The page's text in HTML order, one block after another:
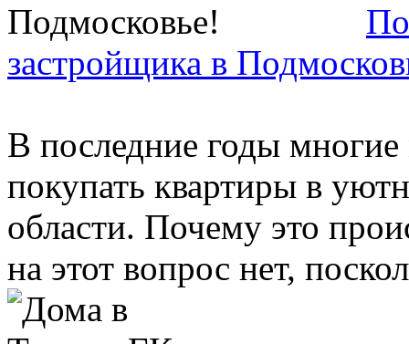
застройщика в
В последние годы
покупать квартиры в
области. Почему это
на этот вопрос нет,